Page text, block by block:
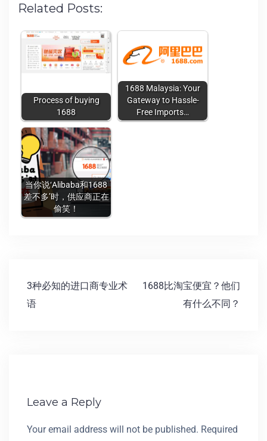
Related Posts:
Process of buying
1688
1688 Malaysia: Your
Gateway to Hassle-
Free Imports…
当你说‘Alibaba和1688
差不多’时，供应商正在
偷笑！
3种必知的进口商专业术
语
1688比淘宝便宜？他们
有什么不同？
Leave a Reply
Your email address will not be published. Required